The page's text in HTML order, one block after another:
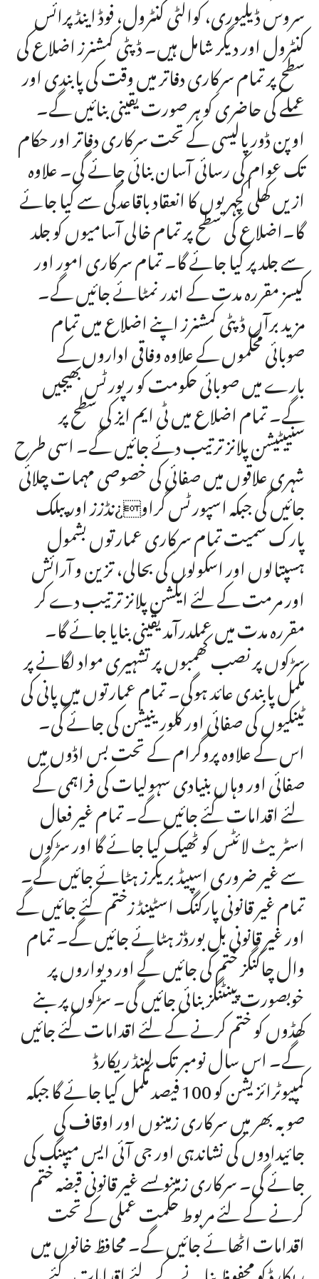
سروس ڈیلیوری، کوالٹی کنٹرول، فوڈ اینڈ پرائس
کنٹرول اور دیگر شامل ہیں۔ ڈپٹی کمشنرز اضلاع کی
سطح پر تمام سرکاری دفاتر میں وقت کی پابندی اور
عملے کی حاضری کو ہر صورت یقینی بنائیں گے۔
اوپن ڈور پالیسی کے تحت سرکاری دفاتر اور حکام
تک عوام کی رسائی آسان بنائی جائے گی۔ علاوہ
ازیں کھلی کچہریوں کا انعقاد باقاعدگی سے کیا جائے
گا۔اضلاع کی سطح پر تمام خالی آسامیوں کو جلد
سے جلد پر کیا جائے گا۔ تمام سرکاری امور اور
کیسز مقررہ مدت کے اندر نمٹائے جائیں گے۔
مزید برآں ڈپٹی کمشنرز اپنے اضلاع میں تمام
صوبائی محکموں کے علاوہ وفاقی اداروں کے
بارے میں صوبائی حکومت کو رپورٹس بھیجیں
گے۔ تمام اضلاع میں ٹی ایم ایز کی سطح پر
سنییٹیشن پلانز ترتیب دئے جائیں گے۔ اسی طرح
شہری علاقوں میں صفائی کی خصوصی مہمات چلائی
جائیں گی جبکہ اسپورٹس گراو¿نڈزز اور پبلک
پارک سمیت تمام سرکاری عمارتوں بشمول
ہسپتالوں اور اسکولوں کی بحالی، تزین و آرائش
اور مرمت کے لئے ایکشن پلانز ترتیب دے کر
مقررہ مدت میں عملدرآمد یقینی بنایا جائے گا۔
سڑکوں پر نصب کھمبوں پر تشہیری مواد لگانے پر
مکمل پابندی عائد ہوگی۔ تمام عمارتوں میں پانی کی
ٹینکیوں کی صفائی اور کلورینیشن کی جائے گی۔
اس کے علاوہ پروگرام کے تحت بس اڈوں میں
صفائی اور وہاں بنیادی سہولیات کی فراہمی کے
لئے اقدامات کئے جائیں گے۔ تمام غیر فعال
اسٹریٹ لائٹس کو ٹھیک کیا جائے گا اور سڑکوں
سے غیر ضروری اسپیڈ بریکرز ہٹائے جائیں گے۔
تمام غیر قانونی پارکنگ اسٹینڈ زختم کئے جائیں گے
اور غیر قانونی بل بورڈز ہٹائے جائیں گے۔ تمام
وال چاکنگز ختم کی جائیں گے اور دیواروں پر
خوبصورت پینٹنگز بنائی جائیں گی۔ سڑکوں پر بنے
کھڈوں کو ختم کرنے کے لئے اقدامات کئے جائیں
گے۔ اس سال نومبر تک لینڈ ریکارڈ
کمپیوٹرائزیشن کو 100 فیصد مکمل کیا جائے گا جبکہ
صوبہ بھر میں سرکاری زمینوں اور اوقاف کی
جائیدادوں کی نشاندہی اور جی آئی ایس میپنگ کی
جائے گی۔ سرکاری زمینوںسے غیر قانونی قبضہ ختم
کرنے کے لئے مربوط حکمت عملی کے تحت
اقدامات اٹھائے جائیں گے۔ محافظ خانوں میں